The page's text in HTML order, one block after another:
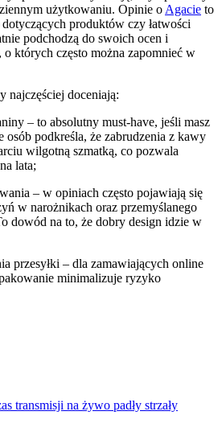
użytkowaniu. Opinie o Agacie to
produktów czy łatwości
podchodzą do swoich ocen i
o których często można zapomnieć w
najczęściej doceniają:
– to absolutny must-have, jeśli masz
osób podkreśla, że zabrudzenia z kawy
wilgotną szmatką, co pozwala
lata;
– w opiniach często pojawiają się
w narożnikach oraz przemyślanego
dowód na to, że dobry design idzie w
– dla zamawiających online
minimalizuje ryzyko
transmisji na żywo padły strzały